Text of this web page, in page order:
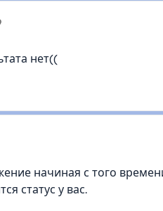
нет((
начиная с того
статус у вас.